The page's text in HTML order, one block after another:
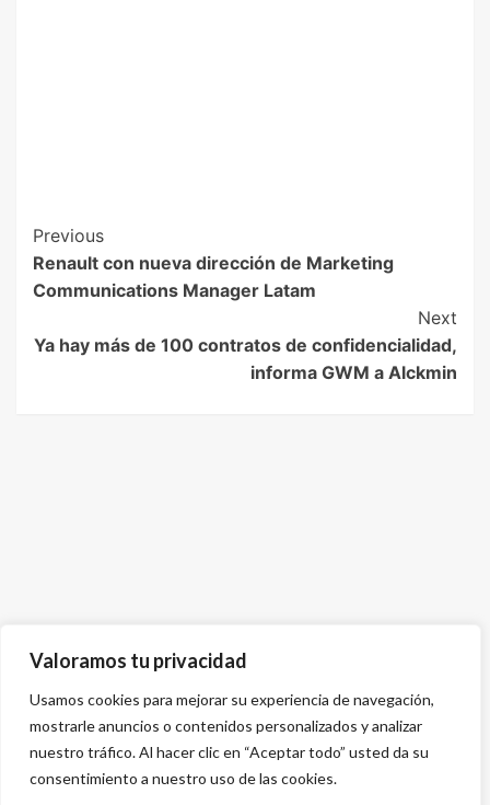
Valoramos tu privacidad
Usamos cookies para mejorar su experiencia de navegación,
mostrarle anuncios o contenidos personalizados y analizar
nuestro tráfico. Al hacer clic en “Aceptar todo” usted da su
consentimiento a nuestro uso de las cookies.
Previous
Renault con nueva dirección de Marketing
Communications Manager Latam
Next
Ya hay más de 100 contratos de confidencialidad,
informa GWM a Alckmin